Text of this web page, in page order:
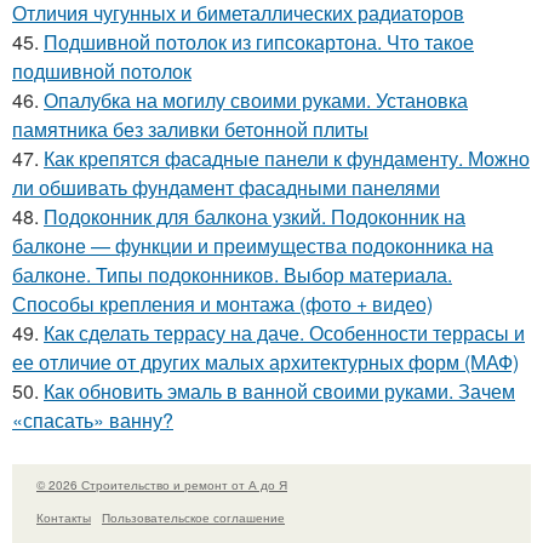
Отличия чугунных и биметаллических радиаторов
45. Подшивной потолок из гипсокартона. Что такое
подшивной потолок
46. Опалубка на могилу своими руками. Установка
памятника без заливки бетонной плиты
47. Как крепятся фасадные панели к фундаменту. Можно
ли обшивать фундамент фасадными панелями
48. Подоконник для балкона узкий. Подоконник на
балконе — функции и преимущества подоконника на
балконе. Типы подоконников. Выбор материала.
Способы крепления и монтажа (фото + видео)
49. Как сделать террасу на даче. Особенности террасы и
ее отличие от других малых архитектурных форм (МАФ)
50. Как обновить эмаль в ванной своими руками. Зачем
«спасать» ванну?
© 2026 Строительство и ремонт от А до Я
Контакты
Пользовательское соглашение